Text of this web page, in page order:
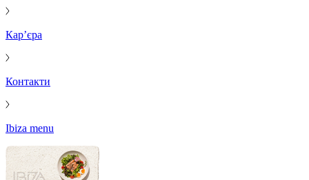
Кар’єра
Контакти
Ibiza menu